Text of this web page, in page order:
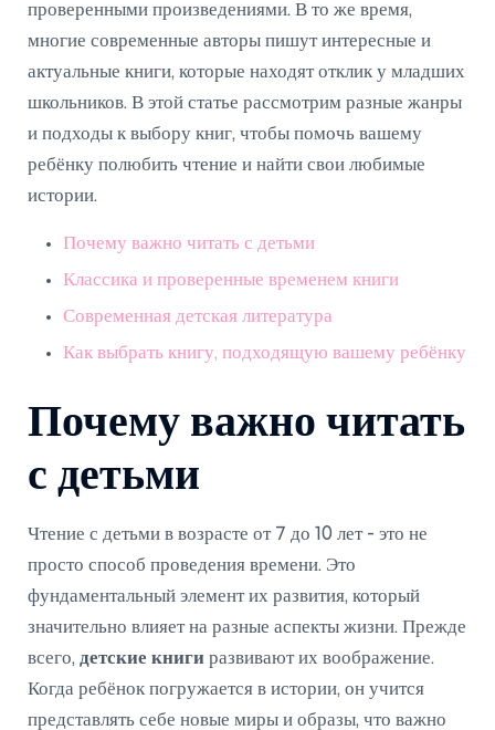
проверенными произведениями. В то же время,
многие современные авторы пишут интересные и
актуальные книги, которые находят отклик у младших
школьников. В этой статье рассмотрим разные жанры
и подходы к выбору книг, чтобы помочь вашему
ребёнку полюбить чтение и найти свои любимые
истории.
Почему важно читать с детьми
Классика и проверенные временем книги
Современная детская литература
Как выбрать книгу, подходящую вашему ребёнку
Почему важно читать
с детьми
Чтение с детьми в возрасте от 7 до 10 лет - это не
просто способ проведения времени. Это
фундаментальный элемент их развития, который
значительно влияет на разные аспекты жизни. Прежде
всего, детские книги развивают их воображение.
Когда ребёнок погружается в истории, он учится
представлять себе новые миры и образы, что важно